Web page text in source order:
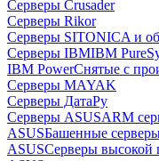
Серверы Crusader
Серверы Rikor
Серверы SITONICA и
Серверы IBMIBM
IBM PowerСнятые с
Серверы MAYAK
Серверы ДатаРу
Серверы ASUSARM
ASUSБашенные
ASUSСерверы высокой